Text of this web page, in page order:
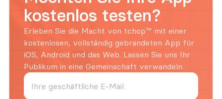
kostenlos testen?
Erleben Sie die Macht von tchop™ mit einer
kostenlosen, vollständig gebrandeten App für
iOS, Android und das Web. Lassen Sie uns Ihr
Publikum in eine Gemeinschaft verwandeln.